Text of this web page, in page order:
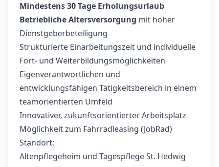
Mindestens 30 Tage Erholungsurlaub
Betriebliche Altersversorgung mit hoher
Dienstgeberbeteiligung
Strukturierte Einarbeitungszeit und individuelle
Fort- und Weiterbildungsmöglichkeiten
Eigenverantwortlichen und
entwicklungsfähigen Tätigkeitsbereich in einem
teamorientierten Umfeld
Innovativer, zukunftsorientierter Arbeitsplatz
Möglichkeit zum Fahrradleasing (JobRad)
Standort:
Altenpflegeheim und Tagespflege St. Hedwig